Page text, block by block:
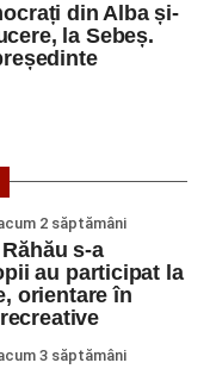
din Alba și-
la Sebeș.
2 săptămâni
s-a
au participat la
orientare în
3 săptămâni